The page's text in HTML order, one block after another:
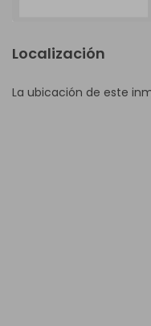
Localización
La ubicación de este